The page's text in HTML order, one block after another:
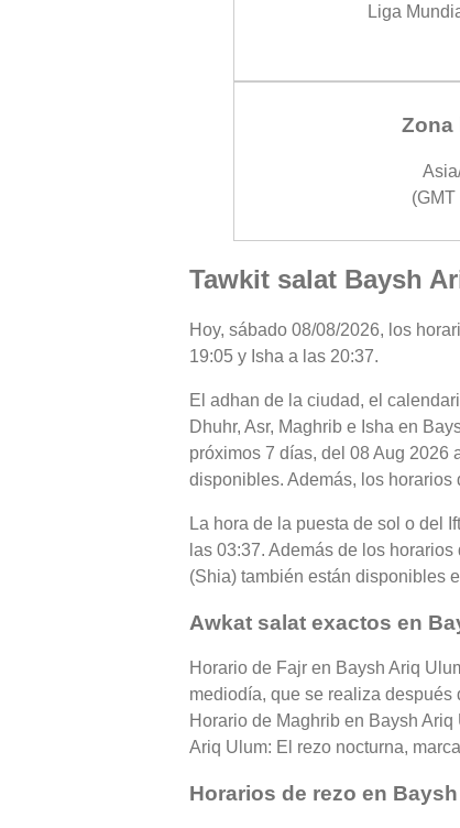
Liga
Zona
Tawkit salat Baysh
Hoy, sábado 08/08/2026, los
19:05 y Isha a las 20:37.
El adhan de la ciudad, el
Dhuhr, Asr, Maghrib e Isha en
próximos 7 días, del 08 Aug 2026
disponibles. Además, los
La hora de la puesta de sol o del
las 03:37. Además de los
(Shia) también están disponibles
Awkat salat exactos en
Horario de Fajr en Baysh Ariq
mediodía, que se realiza
Horario de Maghrib en Baysh
Ariq Ulum: El rezo nocturna,
Horarios de rezo en